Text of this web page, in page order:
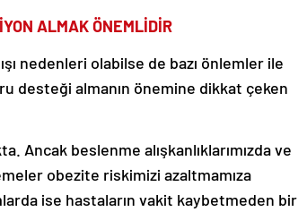
ALMAK ÖNEMLİDİR
nedenleri olabilse de bazı önlemler ile
desteği almanın önemine dikkat çeken
beslenme alışkanlıklarımızda ve
obezite riskimizi azaltmamıza
ise hastaların vakit kaybetmeden bir